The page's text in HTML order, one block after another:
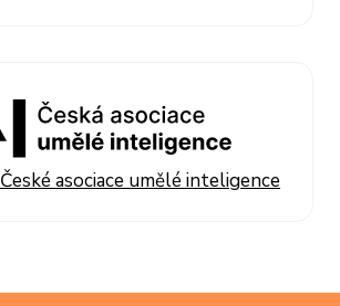
České asociace umělé inteligence